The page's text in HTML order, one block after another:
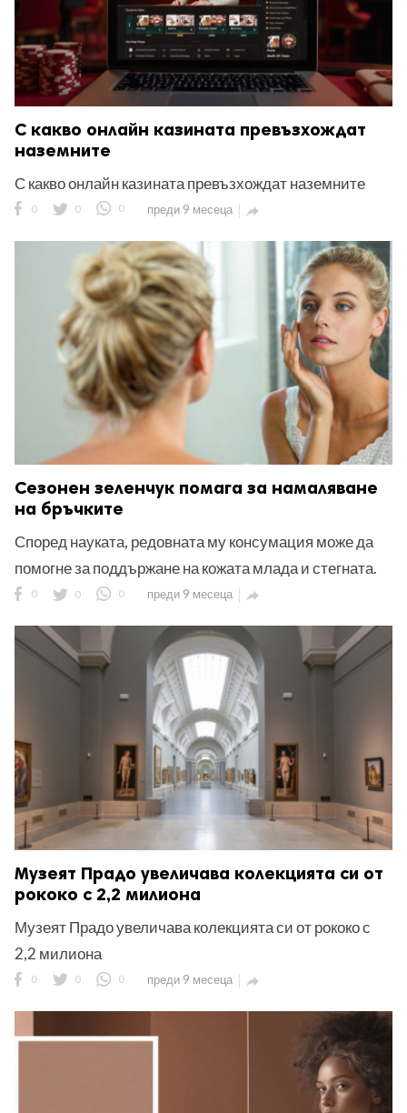
С какво онлайн казината превъзхождат
наземните
С какво онлайн казината превъзхождат наземните
0 0 0 преди 9 месеца 
Сезонен зеленчук помага за намаляване
на бръчките
Според науката, редовната му консумация може да
помогне за поддържане на кожата млада и стегната.
0 0 0 преди 9 месеца 
Музеят Прадо увеличава колекцията си от
рококо с 2,2 милиона
Музеят Прадо увеличава колекцията си от рококо с
2,2 милиона
0 0 0 преди 9 месеца 